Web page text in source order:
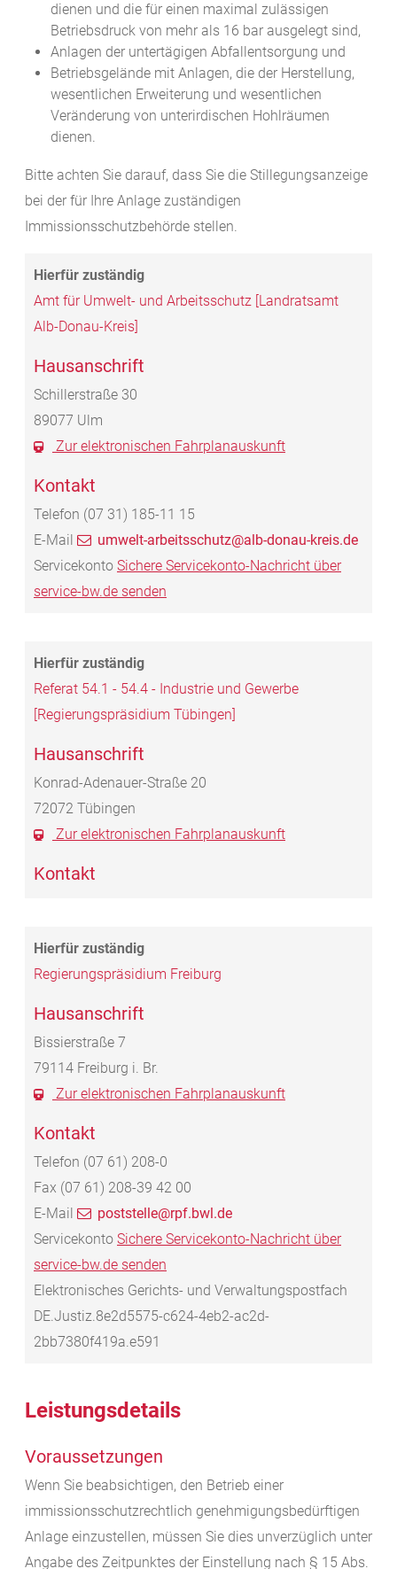
dienen und die für einen maximal zulässigen
Betriebsdruck von mehr als 16 bar ausgelegt sind,
Anlagen der untertägigen Abfallentsorgung und
Betriebsgelände mit Anlagen, die der Herstellung,
wesentlichen Erweiterung und wesentlichen
Veränderung von unterirdischen Hohlräumen
dienen.
Bitte achten Sie darauf, dass Sie die Stillegungsanzeige
bei der für Ihre Anlage zuständigen
Immissionsschutzbehörde stellen.
Amt für Umwelt- und Arbeitsschutz [Landratsamt
Alb-Donau-Kreis]
Hausanschrift
Schillerstraße 30
89077 Ulm
Zur elektronischen Fahrplanauskunft
Kontakt
Telefon (07 31) 185-11 15
E-Mail
umwelt-arbeitsschutz@alb-donau-kreis.de
Servicekonto Sichere Servicekonto-Nachricht über
service-bw.de senden
Referat 54.1 - 54.4 - Industrie und Gewerbe
[Regierungspräsidium Tübingen]
Hausanschrift
Konrad-Adenauer-Straße 20
72072 Tübingen
Zur elektronischen Fahrplanauskunft
Kontakt
Regierungspräsidium Freiburg
Hausanschrift
Bissierstraße 7
79114 Freiburg i. Br.
Zur elektronischen Fahrplanauskunft
Kontakt
Telefon (07 61) 208-0
Fax (07 61) 208-39 42 00
E-Mail
poststelle@rpf.bwl.de
Servicekonto Sichere Servicekonto-Nachricht über
service-bw.de senden
Elektronisches Gerichts- und Verwaltungspostfach
DE.Justiz.8e2d5575-c624-4eb2-ac2d-
2bb7380f419a.e591
Leistungsdetails
Voraussetzungen
Wenn Sie beabsichtigen, den Betrieb einer
immissionsschutzrechtlich genehmigungsbedürftigen
Anlage einzustellen, müssen Sie dies unverzüglich unter
Angabe des Zeitpunktes der Einstellung nach § 15 Abs.